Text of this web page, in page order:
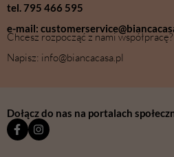
tel. 795 466 595
e-mail:
Chcesz rozpocząć z nami współpracę?
Napisz: info@biancacasa.pl
Dołącz do nas na portalach